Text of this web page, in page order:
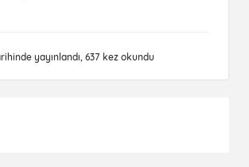
yayınlandı, 637 kez okundu